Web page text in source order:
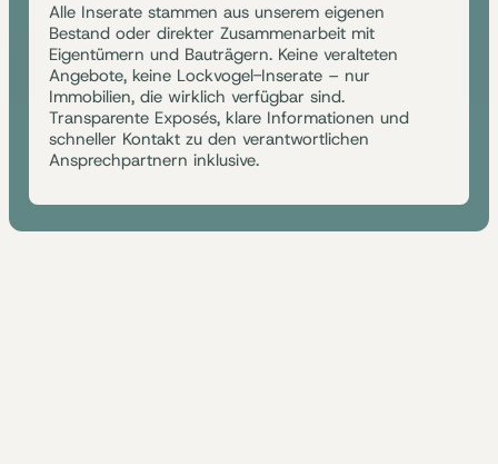
Alle Inserate stammen aus unserem eigenen
Bestand oder direkter Zusammenarbeit mit
Eigentümern und Bauträgern. Keine veralteten
Angebote, keine Lockvogel-Inserate – nur
Immobilien, die wirklich verfügbar sind.
Transparente Exposés, klare Informationen und
schneller Kontakt zu den verantwortlichen
Ansprechpartnern inklusive.